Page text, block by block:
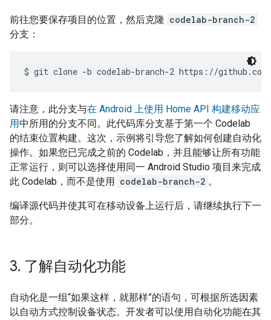
前往您要保存项目的位置，然后克隆 codelab-branch-2
分支：
请注意，此分支与在 Android 上使用 Home API 构建移动应
用中所用的分支不同。此代码库分支基于第一个 Codelab
的结束位置构建。这次，示例将引导您了解如何创建自动化
操作。如果您已完成之前的 Codelab，并且能够让所有功能
正常运行，则可以选择使用同一 Android Studio 项目来完成
此 Codelab，而不是使用
codelab-branch-2 。
编译源代码并使其可在移动设备上运行后，请继续执行下一
部分。
3. 了解自动化功能
自动化是一组“如果这样，就那样”的语句，可根据所选因素
以自动方式控制设备状态。开发者可以使用自动化功能在其